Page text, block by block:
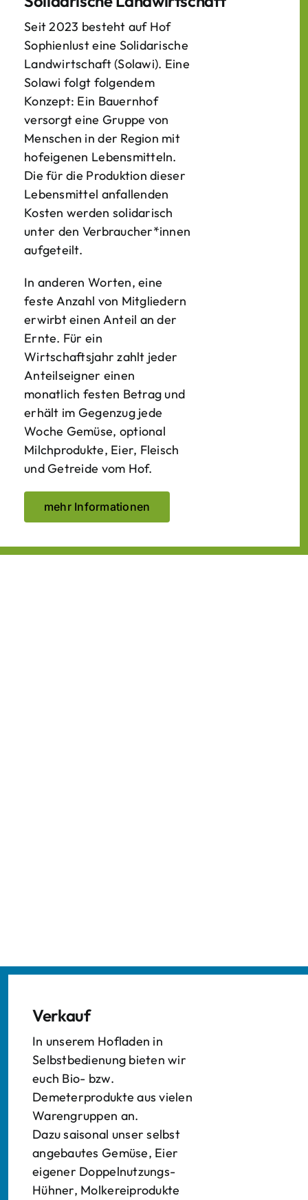
Seit 2023 besteht auf Hof
Sophienlust eine Solidarische
Landwirtschaft (Solawi). Eine
Solawi folgt folgendem
Konzept: Ein Bauern­hof
versorgt eine Gruppe von
Menschen in der Region mit
hof­eigenen Lebens­mitteln.
Die für die Produktion dieser
Lebens­mittel anfallenden
Kosten werden solidarisch
unter den Verbraucher*­innen
aufgeteilt.
In anderen Worten, eine
feste Anzahl von Mitgliedern
erwirbt einen Anteil an der
Ernte. Für ein
Wirtschaftsjahr zahlt jeder
Anteilseigner einen
monatlich festen Betrag und
erhält im Gegenzug jede
Woche Gemüse, optional
Milchprodukte, Eier, Fleisch
und Getreide vom Hof.
mehr Informationen
Verkauf
In unserem Hofladen in
Selbstbedienung bieten wir
euch Bio- bzw.
Demeterprodukte aus vielen
Warengruppen an.
Dazu saisonal unser selbst
angebautes Gemüse, Eier
eigener Doppelnutzungs-
Hühner, Molkereiprodukte